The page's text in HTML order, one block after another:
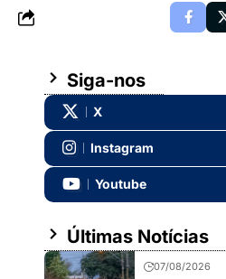
Siga-nos
X
Instagram
Youtube
Últimas Notícias
07/08/2026